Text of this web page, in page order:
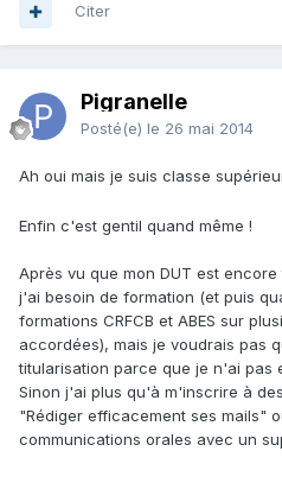
Citer
Pigranelle
Posté(e) le 26 mai 2014
Ah oui mais je suis classe
Enfin c'est gentil quand même !
Après vu que mon DUT est
j'ai besoin de formation (et puis
formations CRFCB et ABES sur
accordées), mais je voudrais pas
titularisation parce que je n'ai pas
Sinon j'ai plus qu'à m'inscrire à
"Rédiger efficacement ses mails"
communications orales avec un